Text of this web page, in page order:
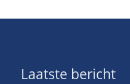
Laatste bericht